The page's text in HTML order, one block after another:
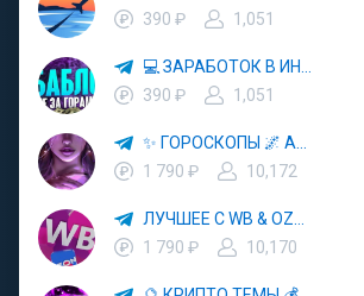
390 ₽
1,051
390 ₽
1,051
1 790 ₽
10,172
1 790 ₽
10,170